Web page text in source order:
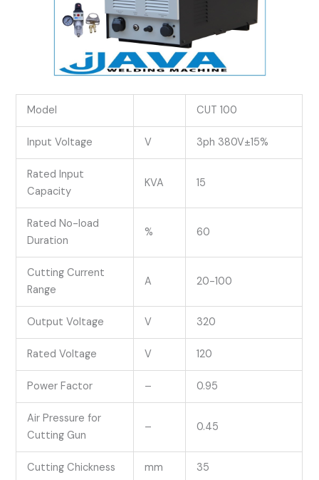
Model CUT 100
Input Voltage V 3ph 380V±15%
Rated Input
Capacity
KVA 15
Rated No-load
Duration
% 60
Cutting Current
Range
A 20-100
Output Voltage V 320
Rated Voltage V 120
Power Factor – 0.95
Air Pressure for
Cutting Gun
– 0.45
Cutting Chickness mm 35